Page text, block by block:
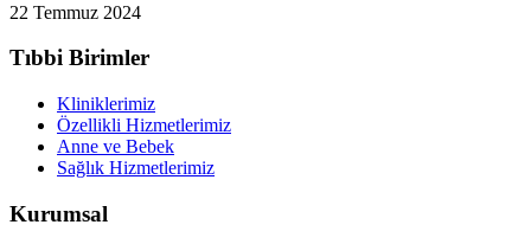
22 Temmuz 2024
Tıbbi Birimler
Kliniklerimiz
Özellikli Hizmetlerimiz
Anne ve Bebek
Sağlık Hizmetlerimiz
Kurumsal